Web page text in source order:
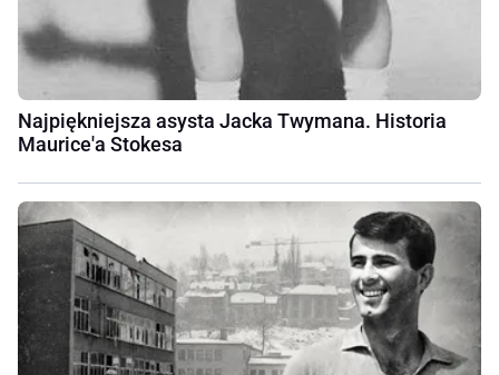
Najpiękniejsza asysta Jacka Twymana. Historia
Maurice'a Stokesa